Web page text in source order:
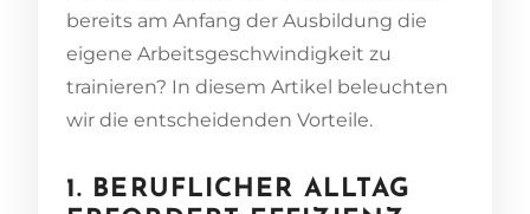
bereits am Anfang der Ausbildung die
eigene Arbeitsgeschwindigkeit zu
trainieren? In diesem Artikel beleuchten
wir die entscheidenden Vorteile.
1. BERUFLICHER ALLTAG